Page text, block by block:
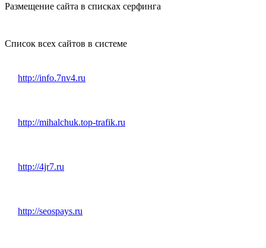
Размещение сайта в списках серфинга
Список всех сайтов в системе
http://info.7nv4.ru
http://mihalchuk.top-trafik.ru
http://4jr7.ru
http://seospays.ru